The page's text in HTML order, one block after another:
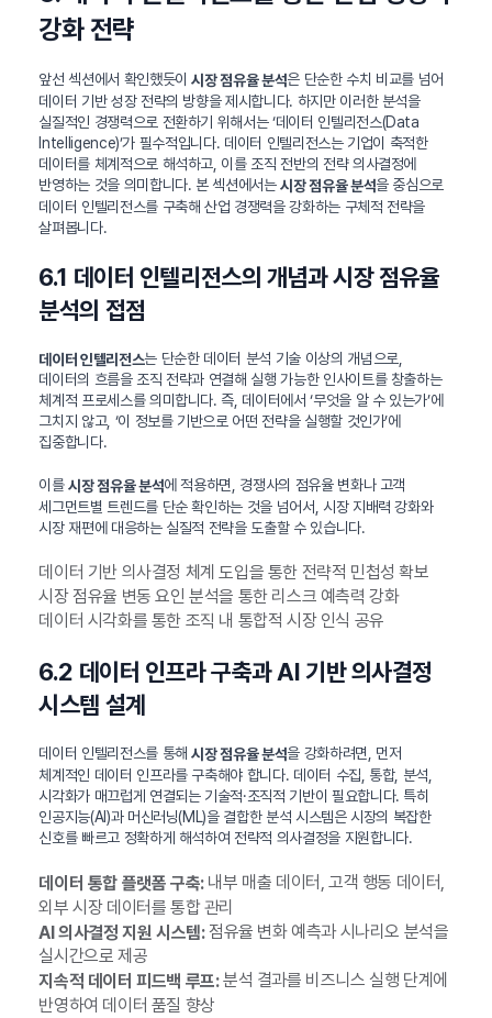
강화 전략
앞선 섹션에서 확인했듯이시장 점유율 분석은 단순한 수치 비교를 넘어
데이터 기반 성장 전략의 방향을 제시합니다. 하지만 이러한 분석을
실질적인 경쟁력으로 전환하기 위해서는 ‘데이터 인텔리전스(Data
Intelligence)’가 필수적입니다. 데이터 인텔리전스는 기업이 축적한
데이터를 체계적으로 해석하고, 이를 조직 전반의 전략 의사결정에
반영하는 것을 의미합니다. 본 섹션에서는시장 점유율 분석을 중심으로
데이터 인텔리전스를 구축해 산업 경쟁력을 강화하는 구체적 전략을
살펴봅니다.
6.1 데이터 인텔리전스의 개념과 시장 점유율
분석의 접점
데이터 인텔리전스는 단순한 데이터 분석 기술 이상의 개념으로,
데이터의 흐름을 조직 전략과 연결해 실행 가능한 인사이트를 창출하는
체계적 프로세스를 의미합니다. 즉, 데이터에서 ‘무엇을 알 수 있는가’에
그치지 않고, ‘이 정보를 기반으로 어떤 전략을 실행할 것인가’에
집중합니다.
이를시장 점유율 분석에 적용하면, 경쟁사의 점유율 변화나 고객
세그먼트별 트렌드를 단순 확인하는 것을 넘어서, 시장 지배력 강화와
시장 재편에 대응하는 실질적 전략을 도출할 수 있습니다.
데이터 기반 의사결정 체계 도입을 통한 전략적 민첩성 확보
시장 점유율 변동 요인 분석을 통한 리스크 예측력 강화
데이터 시각화를 통한 조직 내 통합적 시장 인식 공유
6.2 데이터 인프라 구축과 AI 기반 의사결정
시스템 설계
데이터 인텔리전스를 통해시장 점유율 분석을 강화하려면, 먼저
체계적인 데이터 인프라를 구축해야 합니다. 데이터 수집, 통합, 분석,
시각화가 매끄럽게 연결되는 기술적·조직적 기반이 필요합니다. 특히
인공지능(AI)과 머신러닝(ML)을 결합한 분석 시스템은 시장의 복잡한
신호를 빠르고 정확하게 해석하여 전략적 의사결정을 지원합니다.
데이터 통합 플랫폼 구축:내부 매출 데이터, 고객 행동 데이터,
외부 시장 데이터를 통합 관리
AI 의사결정 지원 시스템:점유율 변화 예측과 시나리오 분석을
실시간으로 제공
지속적 데이터 피드백 루프:분석 결과를 비즈니스 실행 단계에
반영하여 데이터 품질 향상